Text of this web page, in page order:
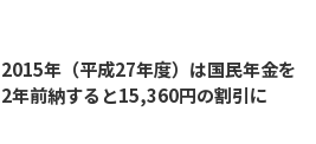
2015年（平成27年度）は国民年金を
2年前納すると15,360円の割引に